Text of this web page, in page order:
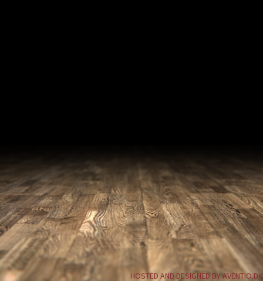
HOSTED AND DESIGNED BY AVENTIO.DK